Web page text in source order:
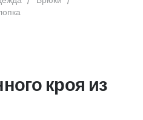
кроя из